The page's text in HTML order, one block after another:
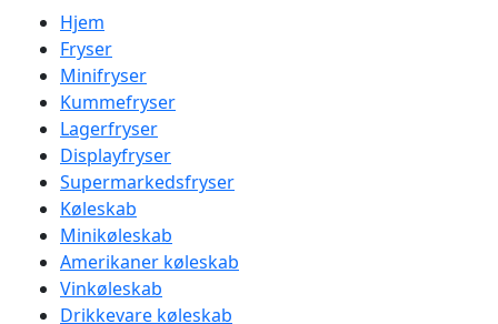
Hjem
Fryser
Minifryser
Kummefryser
Lagerfryser
Displayfryser
Supermarkedsfryser
Køleskab
Minikøleskab
Amerikaner køleskab
Vinkøleskab
Drikkevare køleskab